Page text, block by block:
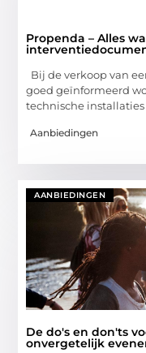
Propenda – Alles
Bij de verkoop van
goed geïnformeerd
technische
Aanbiedingen
AANBIEDINGEN
De do's en don'ts
onvergetelijk